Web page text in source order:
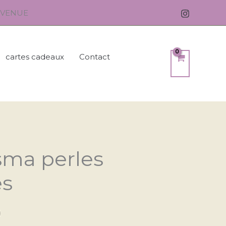
cartes cadeaux
Contact
perles